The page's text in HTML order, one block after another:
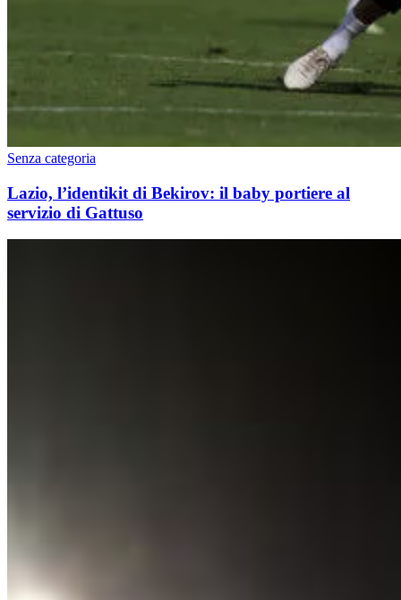
Senza categoria
Lazio, l’identikit di Bekirov: il baby portiere al
servizio di Gattuso